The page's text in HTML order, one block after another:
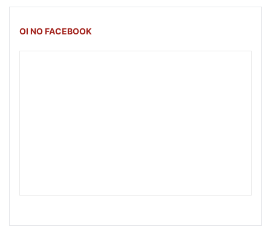
OI NO FACEBOOK